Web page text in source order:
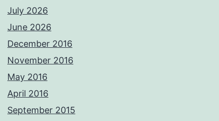
July 2026
June 2026
December 2016
November 2016
May 2016
April 2016
September 2015